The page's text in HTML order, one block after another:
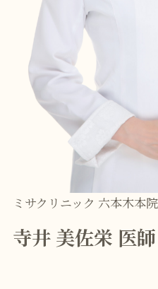
ミサクリニック 六本木本
寺井 美佐栄 医師